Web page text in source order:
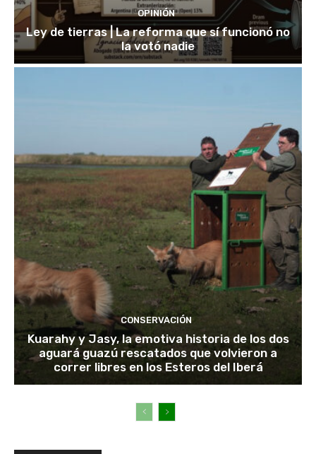
OPINIÓN
Ley de tierras | La reforma que sí funcionó no
la votó nadie
CONSERVACIÓN
Kuarahy y Jasy, la emotiva historia de los dos
aguará guazú rescatados que volvieron a
correr libres en los Esteros del Iberá